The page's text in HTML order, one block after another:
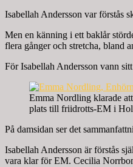
Isabellah Andersson var förstås
Men en känning i ett baklår
flera gånger och stretcha, bland
För Isabellah Andersson vann
Emma Nordling klarade
plats till friidrotts-EM i
På damsidan ser det
Isabellah Andersson är förstås
vara klar för EM. Cecilia